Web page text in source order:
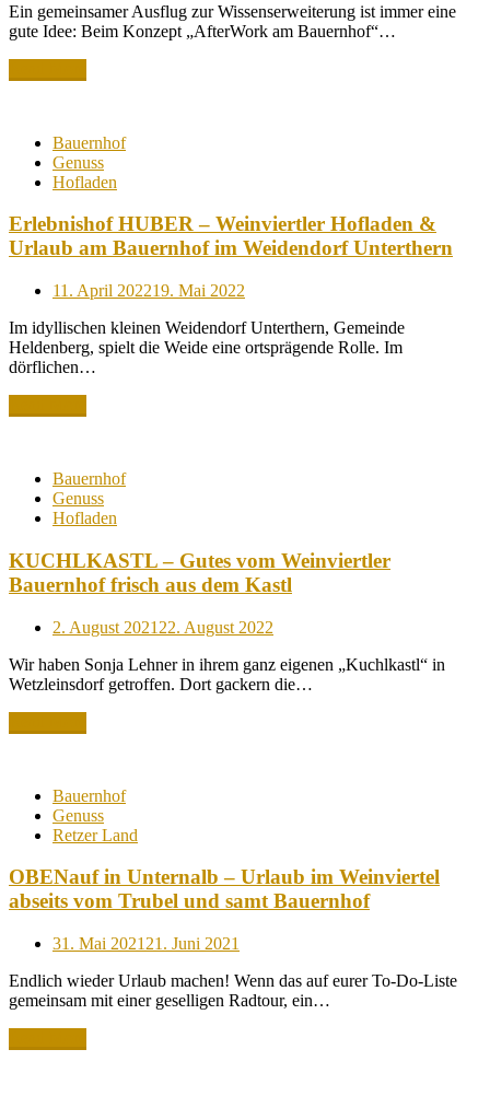
Ein gemeinsamer Ausflug zur Wissenserweiterung ist immer eine
gute Idee: Beim Konzept „AfterWork am Bauernhof“…
Bauernhof
Genuss
Hofladen
Erlebnishof HUBER – Weinviertler Hofladen &
Urlaub am Bauernhof im Weidendorf Unterthern
Posted
11. April 202219. Mai 2022
Im idyllischen kleinen Weidendorf Unterthern, Gemeinde
Heldenberg, spielt die Weide eine ortsprägende Rolle. Im
dörflichen…
Bauernhof
Genuss
Hofladen
KUCHLKASTL – Gutes vom Weinviertler
Bauernhof frisch aus dem Kastl
Posted
2. August 2021 22. August 2022
Wir haben Sonja Lehner in ihrem ganz eigenen „Kuchlkastl“ in
Wetzleinsdorf getroffen. Dort gackern die…
Bauernhof
Genuss
Retzer Land
OBENauf in Unternalb – Urlaub im Weinviertel
abseits vom Trubel und samt Bauernhof
Posted
31. Mai 2021 21. Juni 2021
Endlich wieder Urlaub machen! Wenn das auf eurer To-Do-Liste
gemeinsam mit einer geselligen Radtour, ein…